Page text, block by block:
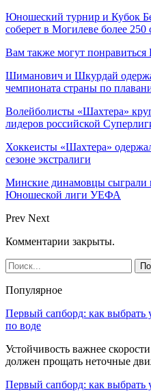
Юношеский турнир и Кубок
соберет в Могилеве более 250
Вам также могут понравиться
Шиманович и Шкурдай
чемпионата страны по
Волейболисты «Шахтера»
лидеров российской
Хоккеисты «Шахтера»
сезоне экстралиги
Минские динамовцы сыграли
Юношеской лиги УЕФА
Prev Next
Комментарии закрыты.
Популярное
Первый сапборд: как выбрать
по воде
Устойчивость важнее
должен прощать неточные
Первый сапборд: как выбрать